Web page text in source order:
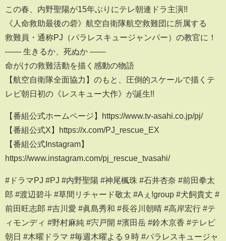
この春、内野聖陽が15年ぶりにテレ朝連ドラ主演!!
《人命救助最後の砦》航空自衛隊航空救難団に所属する
救難員・通称PJ（パラレスキュージャンパー）の教官に！
―― 生きるか、死ぬか ――
命がけの救難活動を描く感動の物語
【航空自衛隊全面協力】のもと、圧倒的スケールで描くテ
レビ朝日初の《レスキュー大作》が誕生!!
【番組公式ホームページ】https://www.tv-asahi.co.jp/pj/
【番組公式X】https://x.com/PJ_rescue_EX
【番組公式Instagram】
https://www.instagram.com/pj_rescue_tvasahi/
#ドラマPJ #PJ #内野聖陽 #神尾楓珠 #石井杏奈 #前田拳太
郎 #渡辺碧斗 #草間リチャード敬太 #Aぇǃgroup #犬飼貴丈 #
前田旺志郎 #吉川愛 #眞島秀和 #長谷川朝晴 #高岸宏行 #テ
ィモンディ #野村麻純 #宍戸開 #濱田岳 #鈴木京香 #テレビ
朝日 #木曜ドラマ #毎週木曜よる９時 #パラレスキュージャ